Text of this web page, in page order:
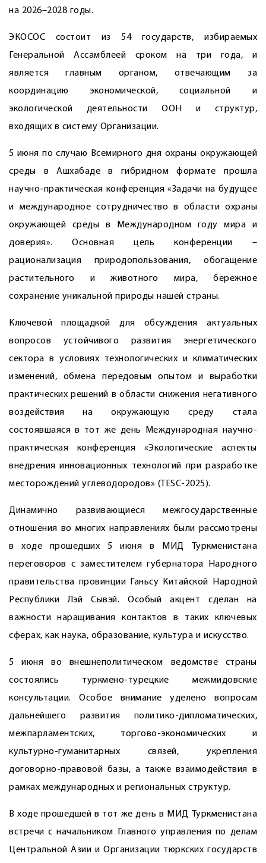
на 2026–2028 годы.
ЭКОСОС состоит из 54 государств, избираемых
Генеральной Ассамблеей сроком на три года, и
является главным органом, отвечающим за
координацию экономической, социальной и
экологической деятельности ООН и структур,
входящих в систему Организации.
5 июня по случаю Всемирного дня охраны окружающей
среды в Ашхабаде в гибридном формате прошла
научно-практическая конференция «Задачи на будущее
и международное сотрудничество в области охраны
окружающей среды в Международном году мира и
доверия». Основная цель конференции –
рационализация природопользования, обогащение
растительного и животного мира, бережное
сохранение уникальной природы нашей страны.
Ключевой площадкой для обсуждения актуальных
вопросов устойчивого развития энергетического
сектора в условиях технологических и климатических
изменений, обмена передовым опытом и выработки
практических решений в области снижения негативного
воздействия на окружающую среду стала
состоявшаяся в тот же день Международная научно-
практическая конференция «Экологические аспекты
внедрения инновационных технологий при разработке
месторождений углеводородов» (TESC-2025).
Динамично развивающиеся межгосударственные
отношения во многих направлениях были рассмот­рены
в ходе прошедших 5 июня в МИД Туркменистана
переговоров с заместителем губернатора Народного
правительства провинции Ганьсу Китайской Народной
Республики Лэй Сывэй. Особый акцент сделан на
важности наращивания контактов в таких ключевых
сферах, как наука, образование, культура и искусство.
5 июня во внешнеполитическом ведомстве страны
состоялись турк­мено-турецкие межмидовские
консультации. Особое внимание уделено вопросам
дальнейшего развития политико-дипломатических,
межпарламентских, торгово-экономических и
культурно-гуманитарных связей, укрепления
договорно-правовой базы, а также взаимодействия в
рамках международных и региональных структур.
В ходе прошедшей в тот же день в МИД Туркменистана
встречи с начальником Главного управления по делам
Центральной Азии и Организации тюркских государств